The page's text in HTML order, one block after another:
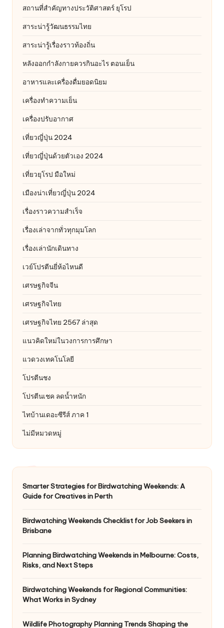
สถานที่สําคัญทางประวัติศาสตร์ ยุโรป
สาระน่ารู้วัฒนธรรมไทย
สาระน่ารู้เรื่องราวท้องถิ่น
หลังออกกําลังกายควรกินอะไร ตอนเย็น
อาหารและเครื่องดื่มยอดนิยม
เครื่องทำความเย็น
เครื่องปรับอากาศ
เที่ยวญี่ปุ่น 2024
เที่ยวญี่ปุ่นด้วยตัวเอง 2024
เที่ยวยุโรป มือใหม่
เมืองน่าเที่ยวญี่ปุ่น 2024
เรื่องราวความสำเร็จ
เรื่องเล่าจากทั่วทุกมุมโลก
เรื่องเล่านักเดินทาง
เวย์โปรตีนยี่ห้อไหนดี
เศรษฐกิจจีน
เศรษฐกิจไทย
เศรษฐกิจไทย 2567 ล่าสุด
แนวคิดใหม่ในวงการการศึกษา
แวดวงเทคโนโลยี
โปรตีนชง
โปรตีนเชค ลดน้ำหนัก
ไทบ้านเดอะซีรีส์ ภาค 1
ไม่มีหมวดหมู่
Smarter Strategies for Birdwatching Weekends: A
Guide for Creatives in Perth
Birdwatching Weekends Checklist for Job Seekers in
Brisbane
Planning Birdwatching Weekends in Melbourne: Costs,
Risks, and Next Steps
Birdwatching Weekends for Regional Communities:
What Works in Sydney
Wildlife Photography Planning Trends Shaping the